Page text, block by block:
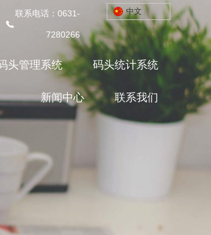
联系电话：0631-
7280266
中文
头管理系统 码头统计系统
新闻中心 联系我们
网站首页 集团简介 港口航线
目 人才招聘 码头管理系统
计系统 新闻中心 联系我们